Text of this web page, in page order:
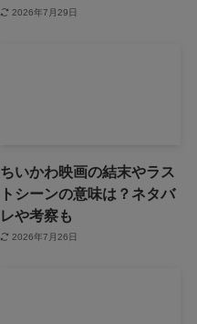
2026年7月29日
ちいかわ映画の結末やラス
トシーンの意味は？ネタバ
レや考察も
2026年7月26日